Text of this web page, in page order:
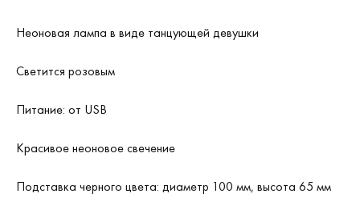
Неоновая лампа в виде танцующей девушки
Светится розовым
Питание: от USB
Красивое неоновое свечение
Подставка черного цвета: диаметр 100 мм, высота 65 мм